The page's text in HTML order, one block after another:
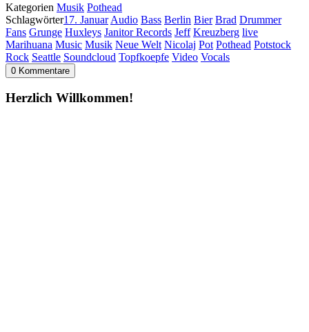
Kategorien Musik Pothead
Schlagwörter17. Januar Audio Bass Berlin Bier Brad Drummer
Fans Grunge Huxleys Janitor Records Jeff Kreuzberg live
Marihuana Music Musik Neue Welt Nicolaj Pot Pothead Potstock
Rock Seattle Soundcloud Topfkoepfe Video Vocals
0 Kommentare
Herzlich Willkommen!